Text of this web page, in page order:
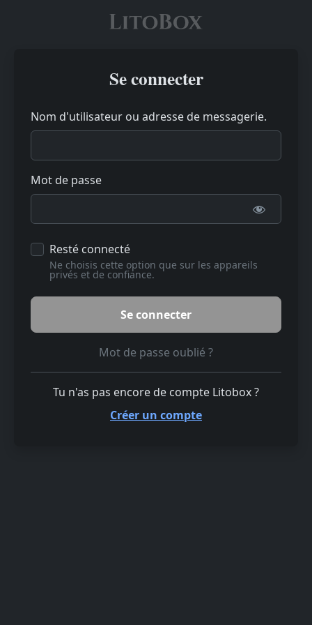
Se connecter
Nom d'utilisateur ou adresse de messagerie.
Mot de passe
Resté connecté
Ne choisis cette option que sur les appareils
privés et de confiance.
Mot de passe oublié ?
Tu n'as pas encore de compte Litobox ?
Créer un compte